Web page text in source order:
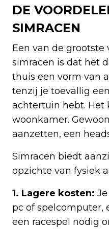
DE
SIMRACEN
Een van de grootste
simracen is dat het
thuis een vorm van
tenzij je toevallig
achtertuin hebt. Het
woonkamer.
aanzetten, een
Simracen biedt
opzichte van fysiek
1. Lagere kosten:
pc of spelcomputer,
een racespel nodig